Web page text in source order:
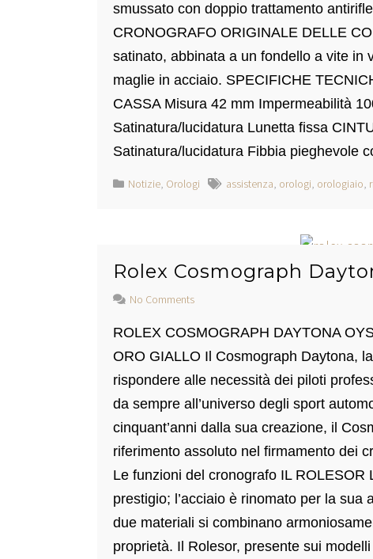
smussato con doppio trattamento
CRONOGRAFO ORIGINALE DELLE
satinato, abbinata a un fondello a vite in
maglie in acciaio. SPECIFICHE
CASSA Misura 42 mm Impermeabilità
Satinatura/lucidatura Lunetta fissa
Satinatura/lucidatura Fibbia pieghevole
Notizie, Orologi assistenza, orologi, orologiaio,
Rolex Cosmograph
No Comments
ROLEX COSMOGRAPH DAYTONA
ORO GIALLO Il Cosmograph Daytona,
rispondere alle necessità dei piloti
da sempre all’universo degli sport
cinquant’anni dalla sua creazione, il
riferimento assoluto nel firmamento dei
Le funzioni del cronografo IL ROLESOR
prestigio; l’acciaio è rinomato per la
due materiali si combinano
proprietà. Il Rolesor, presente sui